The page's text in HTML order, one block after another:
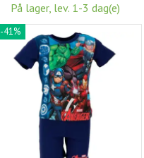
På lager, lev. 1-3 dag(e)
-41%